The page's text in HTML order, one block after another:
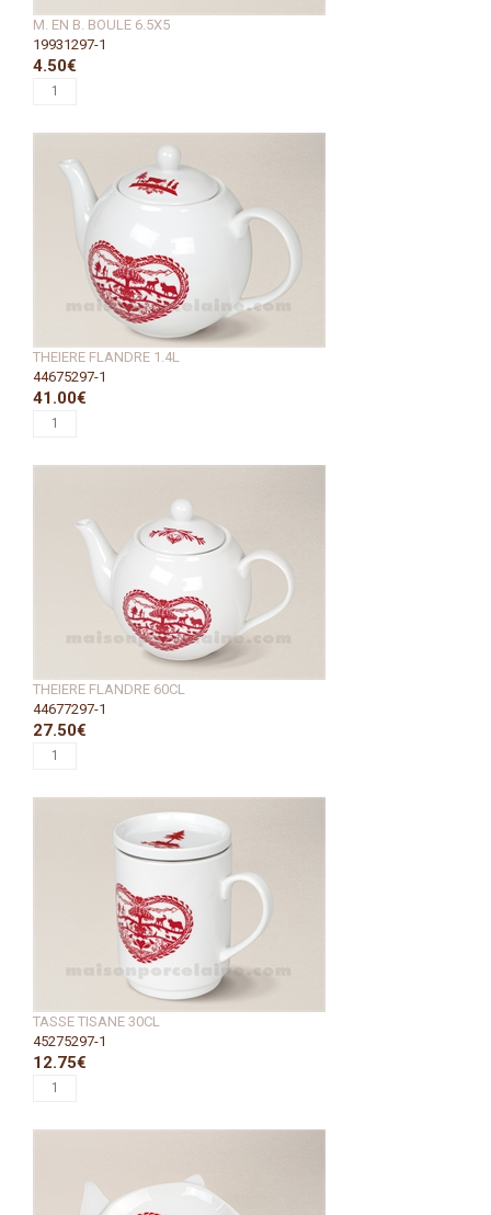
M. EN B. BOULE 6.5X5
19931297-1
4.50€
THEIERE FLANDRE 1.4L
44675297-1
41.00€
THEIERE FLANDRE 60CL
44677297-1
27.50€
TASSE TISANE 30CL
45275297-1
12.75€